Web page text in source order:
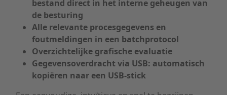
bestand direct in het interne geheugen van
de besturing
Alle relevante procesgegevens en
foutmeldingen in een batchprotocol
Overzichtelijke grafische evaluatie
Gegevensoverdracht via USB: automatisch
kopiëren naar een USB-stick